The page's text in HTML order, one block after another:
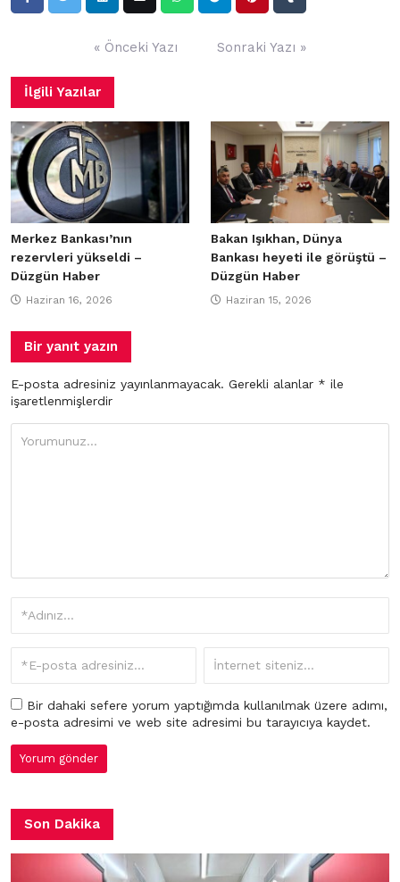
« Önceki Yazı Sonraki Yazı »
İlgili Yazılar
Merkez Bankası’nın
rezervleri yükseldi –
Düzgün Haber
Haziran 16, 2026
Bakan Işıkhan, Dünya
Bankası heyeti ile görüştü –
Düzgün Haber
Haziran 15, 2026
Bir yanıt yazın
E-posta adresiniz yayınlanmayacak. Gerekli alanlar * ile
işaretlenmişlerdir
Bir dahaki sefere yorum yaptığımda kullanılmak üzere adımı,
e-posta adresimi ve web site adresimi bu tarayıcıya kaydet.
Son Dakika